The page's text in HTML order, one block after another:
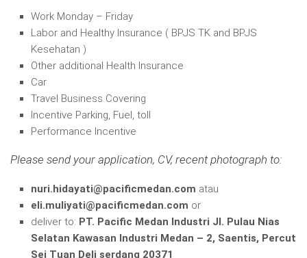
Work Monday – Friday
Labor and Healthy Insurance ( BPJS TK and BPJS
Kesehatan )
Other additional Health Insurance
Car
Travel Business Covering
Incentive Parking, Fuel, toll
Performance Incentive
Please send your application, CV, recent photograph to:
nuri.hidayati@pacificmedan.com atau
eli.muliyati@pacificmedan.com or
deliver to: PT. Pacific Medan Industri JI. Pulau Nias
Selatan Kawasan Industri Medan – 2, Saentis, Percut
Sei Tuan Deli serdang 20371